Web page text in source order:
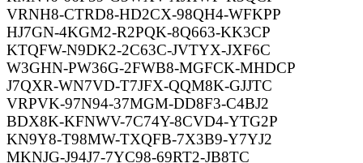
VRNH8-CTRD8-HD2CX-98QH4-WFKPP
HJ7GN-4KGM2-R2PQK-8Q663-KK3CP
KTQFW-N9DK2-2C63C-JVTYX-JXF6C
W3GHN-PW36G-2FWB8-MGFCK-MHDCP
J7QXR-WN7VD-T7JFX-QQM8K-GJJTC
VRPVK-97N94-37MGM-DD8F3-C4BJ2
BDX8K-KFNWV-7C74Y-8CVD4-YTG2P
KN9Y8-T98MW-TXQFB-7X3B9-Y7YJ2
MKNJG-J94J7-7YC98-69RT2-JB8TC